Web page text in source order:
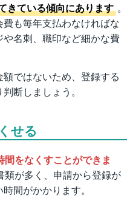
きている傾向にあります 。
も毎年支払わなければな
名刺、職印など細かな費
ではないため、登録する
断しましょう。
せる
をなくすことができま
が多く、申請から登録が
間がかかります。